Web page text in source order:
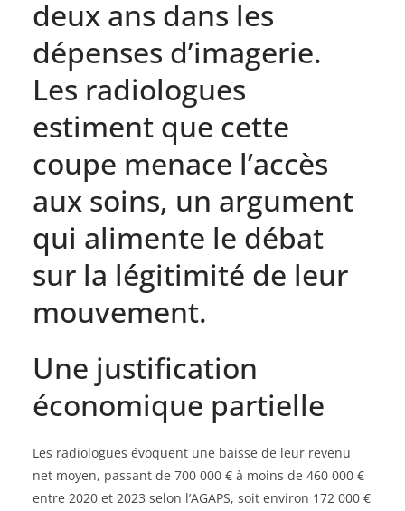
deux ans dans les
dépenses d’imagerie.
Les radiologues
estiment que cette
coupe menace l’accès
aux soins, un argument
qui alimente le débat
sur la légitimité de leur
mouvement.
Une justification
économique partielle
Les radiologues évoquent une baisse de leur revenu
net moyen, passant de 700 000 € à moins de 460 000 €
entre 2020 et 2023 selon l’AGAPS, soit environ 172 000 €